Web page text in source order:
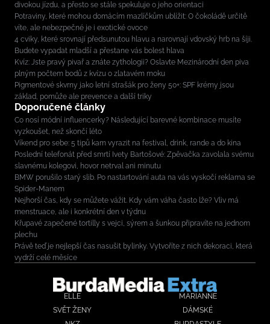
divokou jízdu, a přesto se stále spekuluje o jeho orientaci
Potraviny, které mohou domácím mazlíčkům ublížit: O čokoládě určitě
víte, ale nebezpečné je i exotické ovoce
4 cviky, které srovnají předsunutou hlavu a narovnají vdovský hrb na šíji.
Budete vypadat mladší a přestane vás bolest hlava
Kvíz: Jste pravý pivař a znáte zythologii? Oslavte Mezinárodní den piva
plným počtem bodů z kvízu o zlatavém moku
Pigmentové skvrny jako letní strašák pro ženy 50+: SPF krémy jsou
základ, pomůže ale prevence a další triky
Doporučené články
Co nosí módní influencerky? Následující barevné kombinace musíte
vyzkoušet, než skončí léto
Víkend pro sebe: 5 tipů kam vyrazit na festival, drink, rande a do kina
Poslední telefonát před smrtí Ivety Bartošové: Zpěvačka zavolala svému
slavnému kolegovi, hovor netrval ani minutu
BMW porušilo starý slib. Po nastartování auta na vás vyskočí reklama se
Spider-Manem
Nejhorší čas, kdy se můžete vážit. Kdy vám váha často lže? Vliv má
menstruace, ale i konkrétní den v týdnu
Křupavé zapečené tortilly s vejci, sýrem a šunkou připravíte na jednom
plechu
Právě teď je nejlepší čas nasušit bylinky. Vytvoříte z nich dekoraci, která
vydrží celé měsíce
ELLE
MARIANNE
SVĚT ŽENY
DÁMSKÉ